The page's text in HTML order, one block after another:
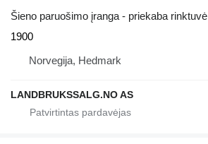
Šieno paruošimo įranga - priekaba rinktuvė
1900
Norvegija, Hedmark
LANDBRUKSSALG.NO AS